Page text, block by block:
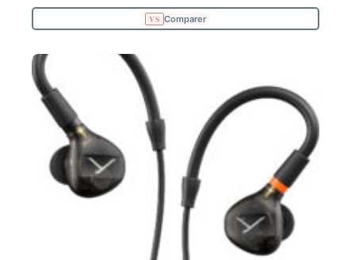
Comparer